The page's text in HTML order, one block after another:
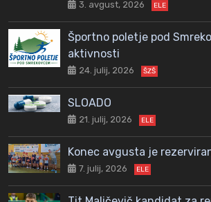
3. avgust, 2026 ELE
Športno poletje pod
aktivnosti
24. julij, 2026 ŠZŠ
SLOADO
21. julij, 2026 ELE
Konec avgusta je
7. julij, 2026 ELE